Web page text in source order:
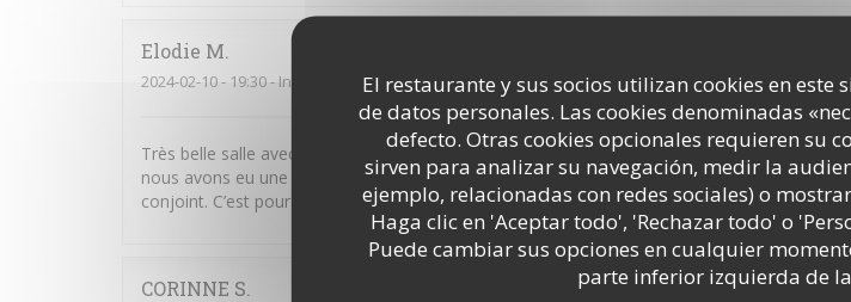
El restaurante y sus socios utilizan cookies en
de datos personales. Las cookies denominadas
defecto. Otras cookies opcionales requieren su
sirven para analizar su navegación, medir la
ejemplo, relacionadas con redes sociales) o
Haga clic en 'Aceptar todo', 'Rechazar todo' o
Puede cambiar sus opciones en cualquier
parte inferior izquierda de
Elodie M
2024-02-10- 19:30 - Invitados 2 Servicio: 4/5 Ambiente :
Très belle salle avec une jolie décoration. Service avec le sourire et personnel agréable.
nous avons eu une intoxication alimentaire dans la nuit à cause du tartare de saint
conjoint. C’est pour cette raison que je laisse cette note.
CORINNE S